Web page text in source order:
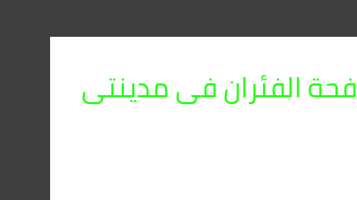
الفئران فى مدينتى